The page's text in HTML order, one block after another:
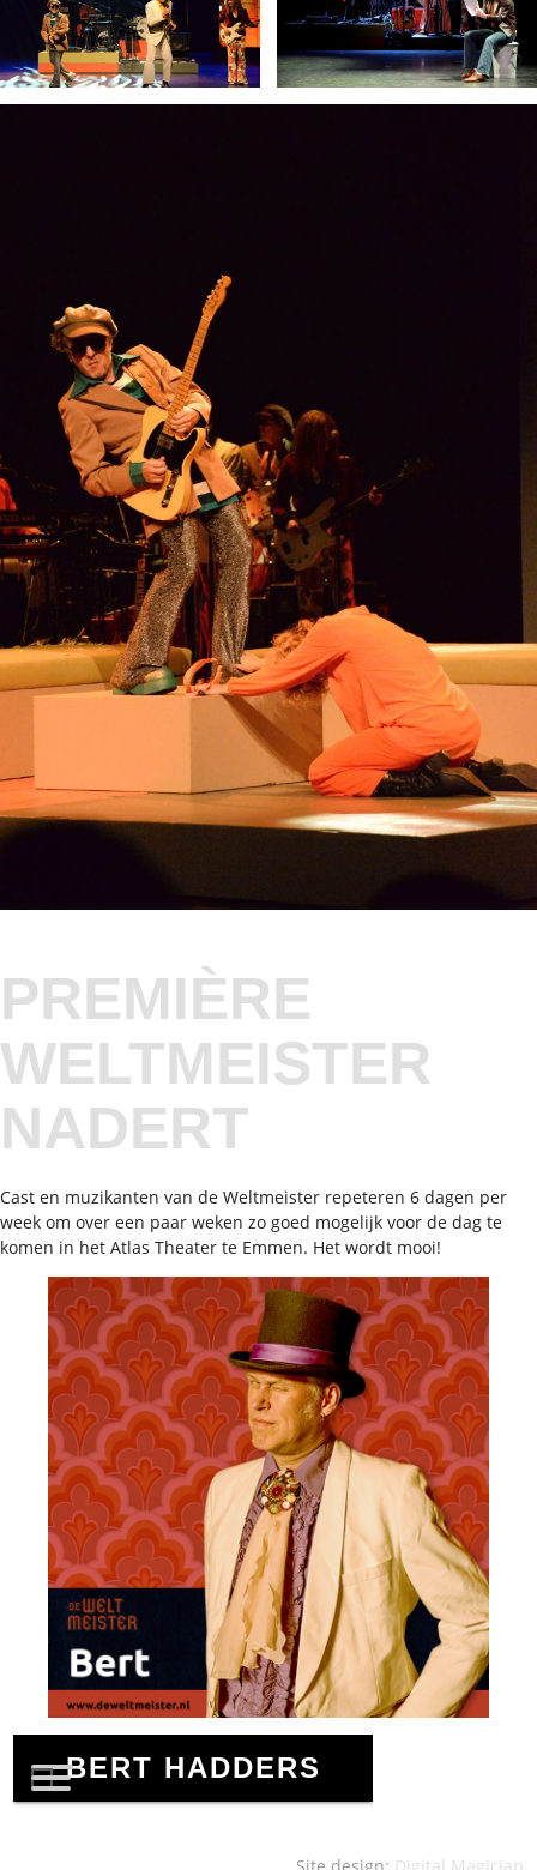
PREMIÈRE
WELTMEISTER
NADERT
Cast en muzikanten van de Weltmeister repeteren 6 dagen per
week om over een paar weken zo goed mogelijk voor de dag te
komen in het Atlas Theater te Emmen. Het wordt mooi!